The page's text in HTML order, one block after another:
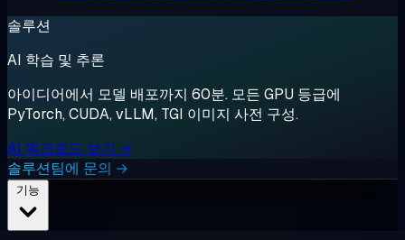
솔루션
AI 학습 및 추론
아이디어에서 모델 배포까지 60분. 모든 GPU 등급에
PyTorch, CUDA, vLLM, TGI 이미지 사전 구성.
AI 워크로드 보기 →
솔루션팀에 문의 →